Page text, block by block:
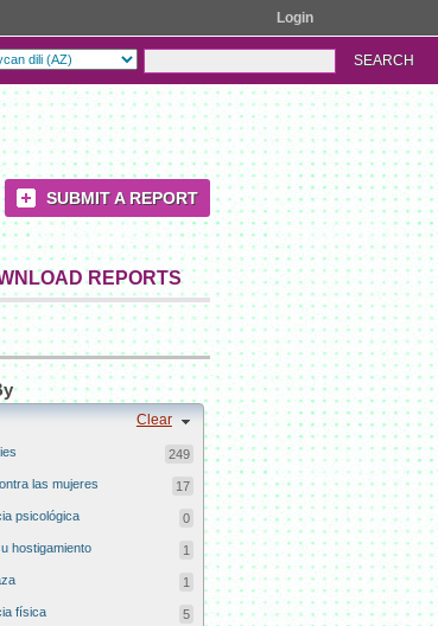
Login
SUBMIT A REPORT
REPORTS
Clear
249
las mujeres 17
psicológica 0
hostigamiento 1
1
física 5